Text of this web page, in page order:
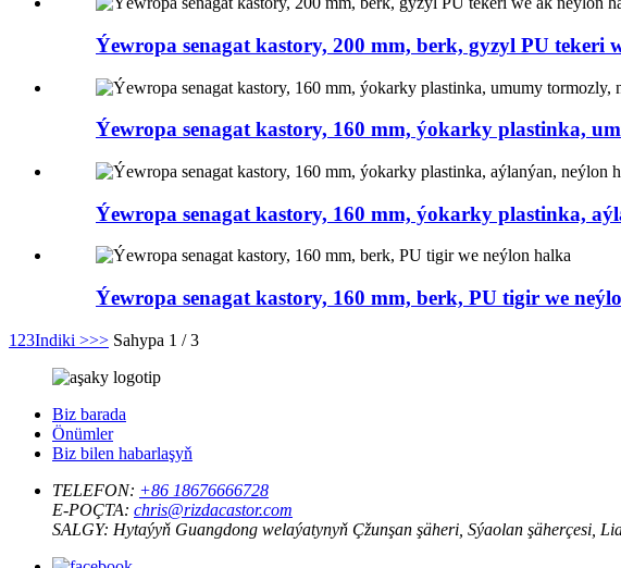
Ýewropa senagat kastory, 200 mm, berk, gyzyl PU tekeri
Ýewropa senagat kastory, 160 mm, ýokarky plastinka,
Ýewropa senagat kastory, 160 mm, ýokarky plastinka,
Ýewropa senagat kastory, 160 mm, berk, PU tigir we
1 23Indiki >>> Sahypa 1 / 3
Biz barada
Önümler
Biz bilen habarlaşyň
TELEFON: +86 18676666728
E-POÇTA: chris@rizdacastor.com
SALGY: Hytaýyň Guangdong welaýatynyň Çžunşan şäheri, Sýaolan şäherçesi,